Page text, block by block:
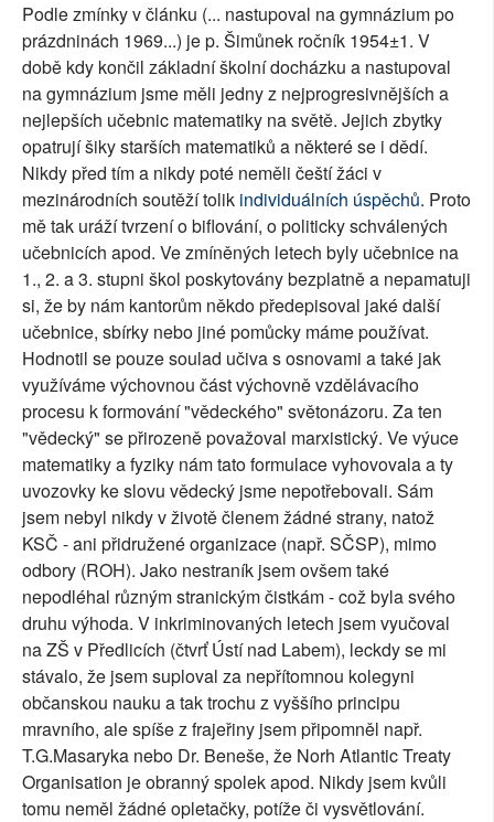
Podle zmínky v článku (... nastupoval na gymnázium po
prázdninách 1969...) je p. Šimůnek ročník 1954±1. V
době kdy končil základní školní docházku a nastupoval
na gymnázium jsme měli jedny z nejprogresivnějších a
nejlepších učebnic matematiky na světě. Jejich zbytky
opatrují šiky starších matematiků a některé se i dědí.
Nikdy před tím a nikdy poté neměli čeští žáci v
mezinárodních soutěží tolik individuálních úspěchů. Proto
mě tak uráží tvrzení o biflování, o politicky schválených
učebnicích apod. Ve zmíněných letech byly učebnice na
1., 2. a 3. stupni škol poskytovány bezplatně a nepamatuji
si, že by nám kantorům někdo předepisoval jaké další
učebnice, sbírky nebo jiné pomůcky máme používat.
Hodnotil se pouze soulad učiva s osnovami a také jak
využíváme výchovnou část výchovně vzdělávacího
procesu k formování "vědeckého" světonázoru. Za ten
"vědecký" se přirozeně považoval marxistický. Ve výuce
matematiky a fyziky nám tato formulace vyhovovala a ty
uvozovky ke slovu vědecký jsme nepotřebovali. Sám
jsem nebyl nikdy v životě členem žádné strany, natož
KSČ - ani přidružené organizace (např. SČSP), mimo
odbory (ROH). Jako nestraník jsem ovšem také
nepodléhal různým stranickým čistkám - což byla svého
druhu výhoda. V inkriminovaných letech jsem vyučoval
na ZŠ v Předlicích (čtvrť Ústí nad Labem), leckdy se mi
stávalo, že jsem suploval za nepřítomnou kolegyni
občanskou nauku a tak trochu z vyššího principu
mravního, ale spíše z frajeřiny jsem připomněl např.
T.G.Masaryka nebo Dr. Beneše, že Norh Atlantic Treaty
Organisation je obranný spolek apod. Nikdy jsem kvůli
tomu neměl žádné opletačky, potíže či vysvětlování.